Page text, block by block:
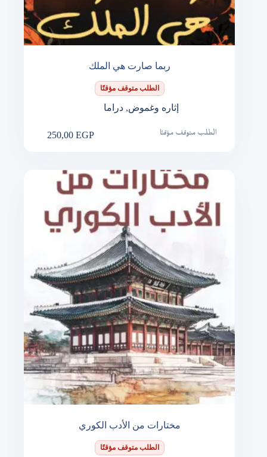
ربما صارت هي الملك
الطلب متوقف مؤقتًا
إثاره وغموض, دراما
250,00EGP الطلب متوقف مؤقتًا
مختارات من الأدب الكوري
الطلب متوقف مؤقتًا